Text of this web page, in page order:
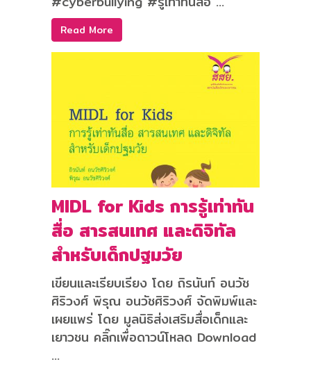
Read More
MIDL for Kids การรู้เท่าทัน
สื่อ สารสนเทศ และดิจิทัล
สำหรับเด็กปฐมวัย
เขียนและเรียบเรียง โดย ถิรนันท์ อนวัช
ศิริวงศ์ พิรุณ อนวัชศิริวงศ์ จัดพิมพ์และ
เผยแพร่ โดย มูลนิธิส่งเสริมสื่อเด็กและ
เยาวชน คลิ๊กเพื่อดาวน์โหลด Download
...